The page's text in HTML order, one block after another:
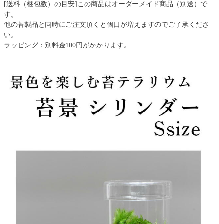
[送料（梱包数）の目安]この商品はオーダーメイド商品（別送）で
す。
他の苔製品と同時にご注文頂くと個口が増えますのでご了承くださ
い。
ラッピング：別料金100円がかかります。